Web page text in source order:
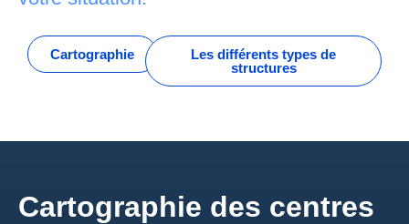
Intervention précoce
Droits sociaux
Tous nos articles
Cartographie
Les différents types de
structures
Cartographie des centres